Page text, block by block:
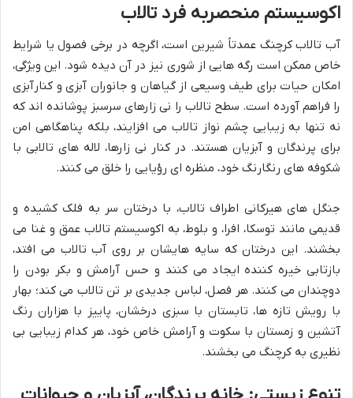
اکوسیستم منحصربه فرد تالاب
آب تالاب کرچنگ عمدتاً شیرین است، اگرچه در برخی فصول یا شرایط
خاص ممکن است رگه هایی از شوری نیز در آن دیده شود. این ویژگی،
امکان حیات برای طیف وسیعی از گیاهان و جانوران آبزی و کنارآبزی
را فراهم آورده است. سطح تالاب را نی زارهای سرسبز پوشانده اند که
نه تنها به زیبایی چشم نواز تالاب می افزایند، بلکه پناهگاهی امن
برای پرندگان و آبزیان هستند. در کنار نی زارها، لاله های تالابی با
شکوفه های رنگارنگ خود، منظره ای رؤیایی را خلق می کنند.
جنگل های هیرکانی اطراف تالاب، با درختان سر به فلک کشیده و
قدیمی مانند توسکا، افرا، و بلوط، به اکوسیستم تالاب عمق و غنا می
بخشند. این درختان که سایه هایشان بر روی آب تالاب می افتد،
بازتابی خیره کننده ایجاد می کنند و حس آرامش و بکر بودن را
دوچندان می کنند. هر فصل، لباس جدیدی بر تن تالاب می کند؛ بهار
با رویش تازه ها، تابستان با سبزی درخشان، پاییز با هزاران رنگ
آتشین و زمستان با سکوت و آرامش خاص خود، هر کدام زیبایی بی
نظیری به کرچنگ می بخشند.